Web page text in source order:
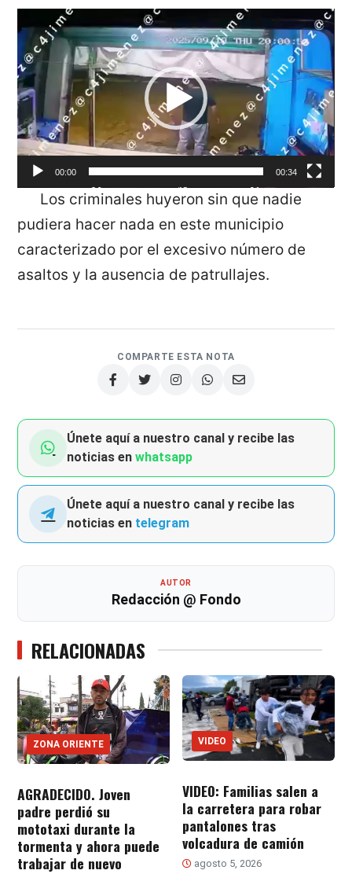
Reproductor
de
vídeo
00:00 00:34
Los criminales huyeron sin que nadie
pudiera hacer nada en este municipio
caracterizado por el excesivo número de
asaltos y la ausencia de patrullajes.
COMPARTE ESTA NOTA
Únete aquí a nuestro canal y recibe las
noticias enwhatsapp
Únete aquí a nuestro canal y recibe las
noticias en telegram
AUTOR
Redacción @ Fondo
RELACIONADAS
ZONA ORIENTE
AGRADECIDO. Joven
padre perdió su
mototaxi durante la
tormenta y ahora puede
trabajar de nuevo
VIDEO
VIDEO: Familias salen a
la carretera para robar
pantalones tras
volcadura de camión
agosto 5, 2026